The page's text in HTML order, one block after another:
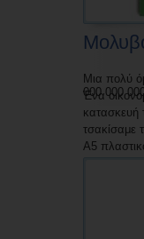
Μια πολύ
Ένα
κατασκευή
τσακίσαμε
Α5
000 000